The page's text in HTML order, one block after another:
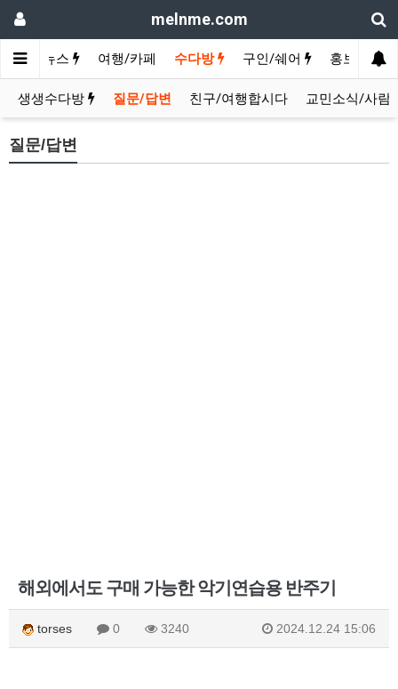
melnme.com
지구촌뉴스 여행/카페 수다방 구인/쉐어 홍보방
생생수다방 질문/답변 친구/여행합시다 교민소식/사람
질문/답변
해외에서도 구매 가능한 악기연습용 반주기
torses 0 3240 2024.12.24 15:06